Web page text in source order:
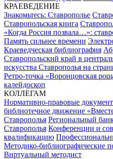
КРАЕВЕДЕНИЕ
Знакомьтесь: Ставрополье
Ставропольская книга
«Когда Россия позвала…»:
Память сильнее времени
Краеведческая библиография
Ставропольский край в
искусства Ставрополья на
Ретро-точка «Воронцовская
калейдоскоп
КОЛЛЕГАМ
Нормативно-правовые
библиотечное движение
Ставрополья Региональный
Ставрополья Конференции и
квалификацию
Методико-библиографические
Виртуальный методист